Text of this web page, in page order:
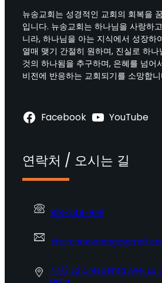
뉴송교회는 성경적인 교회의 회복을
입니다. 뉴송교회는 하나님을 사랑하
니라, 하나님을 아는 지식에서 성장하
열매 맺기 간절히 원하며, 진실로 하
것의 하나됨을 추구하며, 은혜를 넘어
비전에 반응하는 교회되기를 소망합니
Facebook YouTube
연락처 / 오시는 길
818-248-9191
4413 La Crescenta Ave. La